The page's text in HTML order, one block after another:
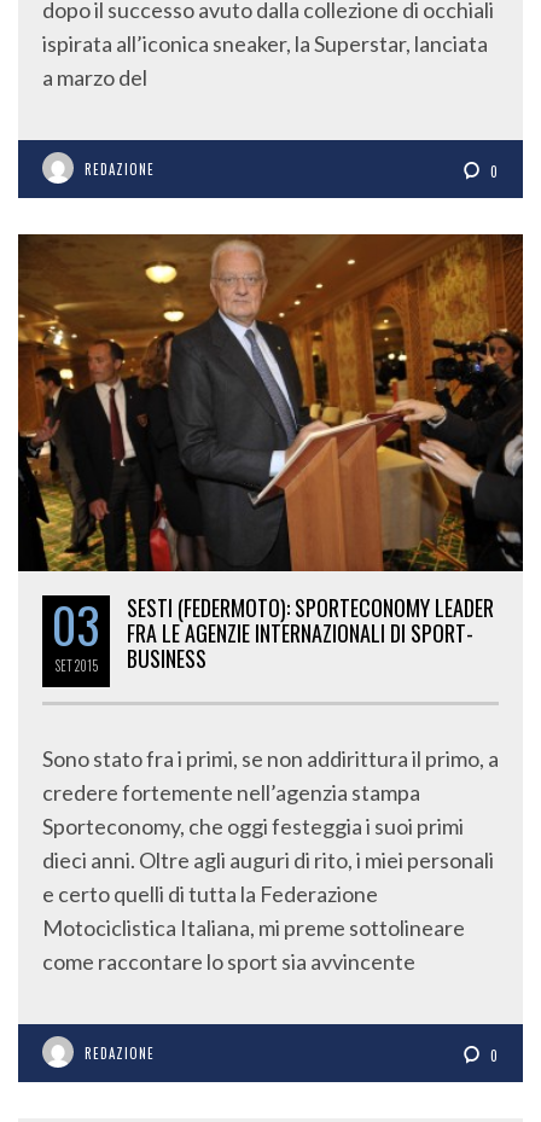
dopo il successo avuto dalla collezione di occhiali
ispirata all’iconica sneaker, la Superstar, lanciata
a marzo del
REDAZIONE 0
03
SET2015
SESTI (FEDERMOTO): SPORTECONOMY LEADER
FRA LE AGENZIE INTERNAZIONALI DI SPORT-
BUSINESS
Sono stato fra i primi, se non addirittura il primo, a
credere fortemente nell’agenzia stampa
Sporteconomy, che oggi festeggia i suoi primi
dieci anni. Oltre agli auguri di rito, i miei personali
e certo quelli di tutta la Federazione
Motociclistica Italiana, mi preme sottolineare
come raccontare lo sport sia avvincente
REDAZIONE 0